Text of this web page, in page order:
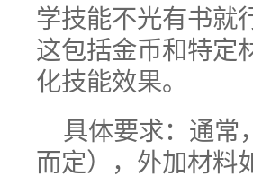
学技能不光有书就
这包括金币和特定
化技能效果。
具体要求：通常
而定），外加材料